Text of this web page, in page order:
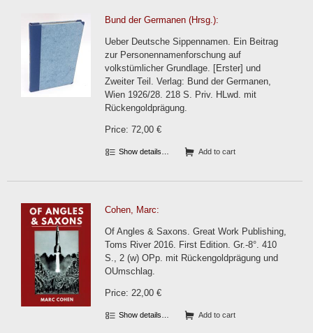
Bund der Germanen (Hrsg.):
Ueber Deutsche Sippennamen. Ein Beitrag
zur Personennamenforschung auf
volkstümlicher Grundlage. [Erster] und
Zweiter Teil. Verlag: Bund der Germanen,
Wien 1926/28. 218 S. Priv. HLwd. mit
Rückengoldprägung.
Price: 72,00 €
Show details… Add to cart
Cohen, Marc:
Of Angles & Saxons. Great Work Publishing,
Toms River 2016. First Edition. Gr.-8°. 410
S., 2 (w) OPp. mit Rückengoldprägung und
OUmschlag.
Price: 22,00 €
Show details… Add to cart